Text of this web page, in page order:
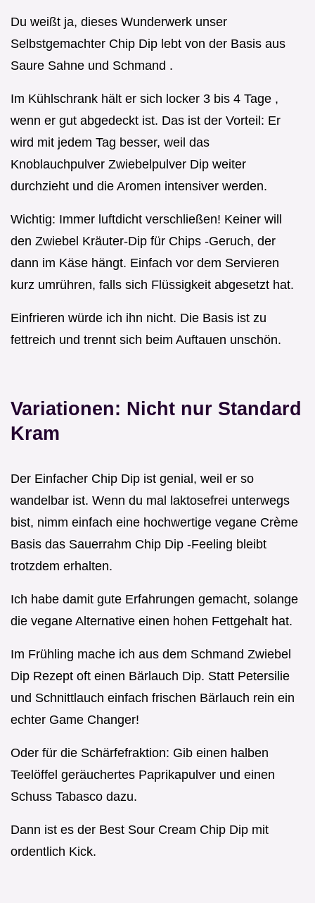
Du weißt ja, dieses Wunderwerk unser
Selbstgemachter Chip Dip lebt von der Basis aus
Saure Sahne und Schmand .
Im Kühlschrank hält er sich locker 3 bis 4 Tage ,
wenn er gut abgedeckt ist. Das ist der Vorteil: Er
wird mit jedem Tag besser, weil das
Knoblauchpulver Zwiebelpulver Dip weiter
durchzieht und die Aromen intensiver werden.
Wichtig: Immer luftdicht verschließen! Keiner will
den Zwiebel Kräuter-Dip für Chips -Geruch, der
dann im Käse hängt. Einfach vor dem Servieren
kurz umrühren, falls sich Flüssigkeit abgesetzt hat.
Einfrieren würde ich ihn nicht. Die Basis ist zu
fettreich und trennt sich beim Auftauen unschön.
Variationen: Nicht nur Standard
Kram
Der Einfacher Chip Dip ist genial, weil er so
wandelbar ist. Wenn du mal laktosefrei unterwegs
bist, nimm einfach eine hochwertige vegane Crème
Basis das Sauerrahm Chip Dip -Feeling bleibt
trotzdem erhalten.
Ich habe damit gute Erfahrungen gemacht, solange
die vegane Alternative einen hohen Fettgehalt hat.
Im Frühling mache ich aus dem Schmand Zwiebel
Dip Rezept oft einen Bärlauch Dip. Statt Petersilie
und Schnittlauch einfach frischen Bärlauch rein ein
echter Game Changer!
Oder für die Schärfefraktion: Gib einen halben
Teelöffel geräuchertes Paprikapulver und einen
Schuss Tabasco dazu.
Dann ist es der Best Sour Cream Chip Dip mit
ordentlich Kick.